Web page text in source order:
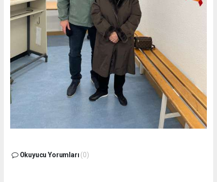
Okuyucu Yorumları (0)